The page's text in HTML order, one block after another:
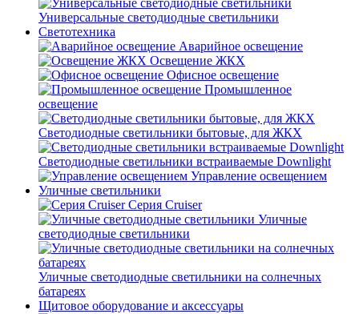
Универсальные светодиодные светильники
Светотехника
Аварийное освещение
Освещение ЖКХ
Офисное освещение
Промышленное
освещение
Светодиодные светильники бытовые, для ЖКХ
Светодиодные светильники встраиваемые Downlight
Управление освещением
Уличные светильники
Серия Cruiser
Уличные
светодиодные светильники
Уличные светодиодные светильники на солнечных
батареях
Щитовое оборудование и аксессуары